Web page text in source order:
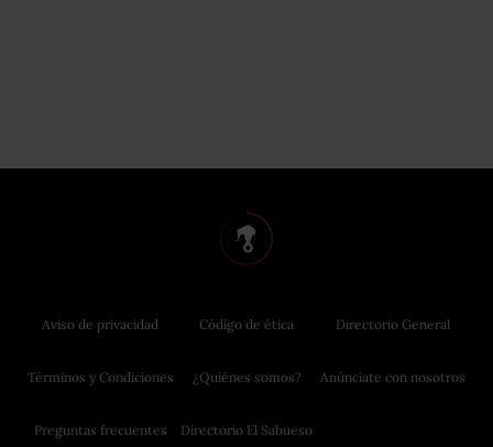
Aviso de privacidad
Términos y Condiciones
Preguntas frecuentes
Código de ética
¿Quiénes somos?
Directorio El Sabueso
Directorio General
Anúnciate con nosotros